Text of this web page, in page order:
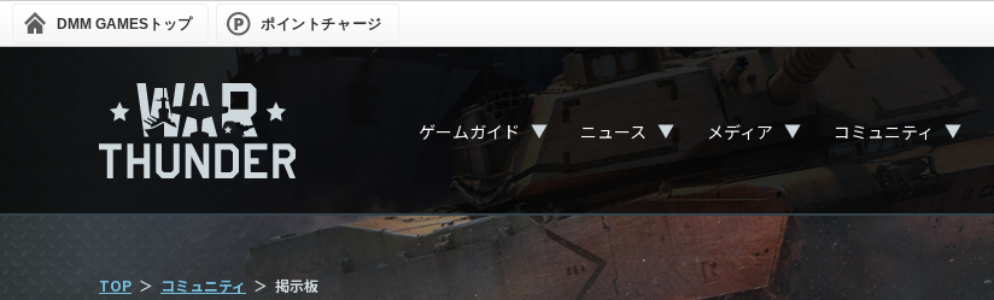
DMM GAMES トップ ポイントチャージ
ゲームガイド ▼ ニュース ▼ メディア ▼ コミュニティ ▼
TOP コミュニティ 掲示板